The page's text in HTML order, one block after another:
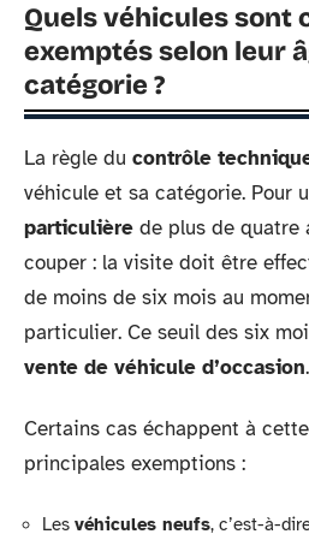
Quels véhicules sont
exemptés selon leur
catégorie ?
La règle du contrôle
véhicule et sa catégorie. Pour
particulière de plus de quatre
couper : la visite doit être
de moins de six mois au
particulier. Ce seuil des six
vente de véhicule d’occasion.
Certains cas échappent à
principales exemptions :
Les véhicules neufs, c’est-à-